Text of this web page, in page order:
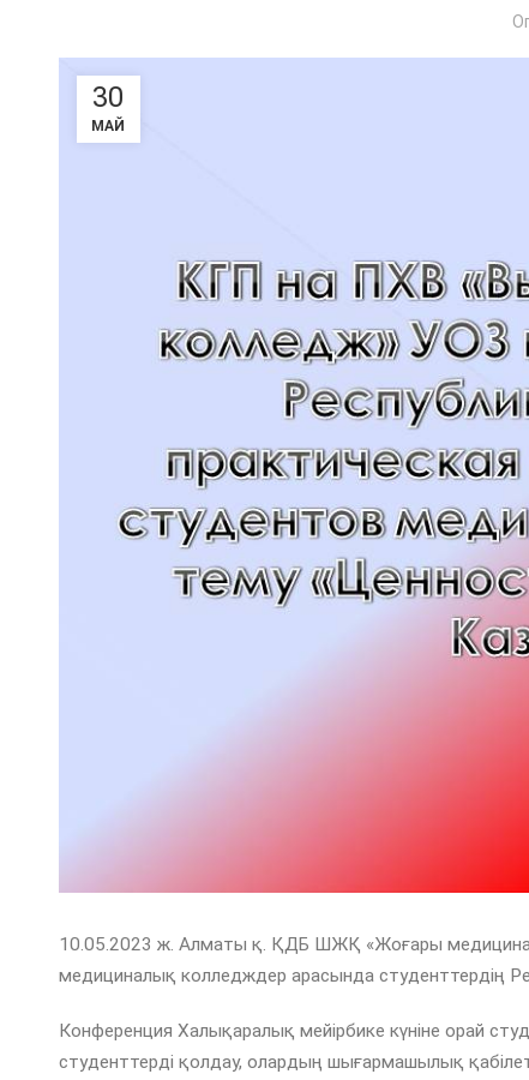
30
МАЙ
10.05.2023 ж. Алматы қ. ҚДБ ШЖҚ «Жоғары
медициналық колледждер арасында студенттердің
Конференция Халықаралық мейірбике күніне орай
студенттерді қолдау, олардың шығармашылық